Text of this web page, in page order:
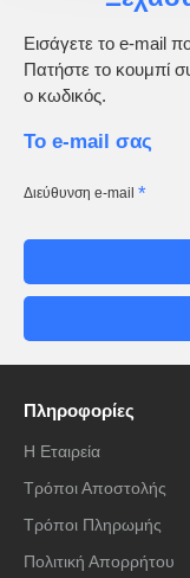
Εισάγετε το e-mail
Πατήστε το κουμπί
ο κωδικός.
Το e-mail σας
Διεύθυνση e-mail
Πληροφορίες
Η Εταιρεία
Τρόποι Αποστολής
Τρόποι Πληρωμής
Πολιτική Απορρήτου